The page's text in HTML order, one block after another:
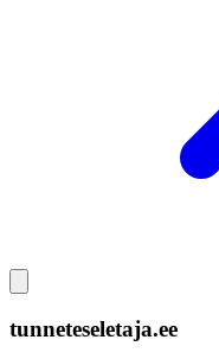
tunneteseletaja.ee